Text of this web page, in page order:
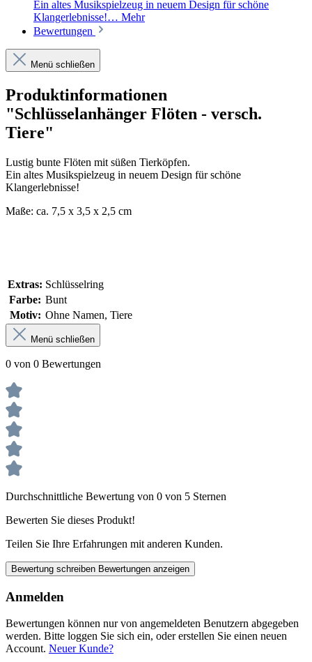
Ein altes Musikspielzeug in neuem Design für schöne
Klangerlebnisse!… Mehr
Bewertungen
Menü schließen
Produktinformationen
"Schlüsselanhänger Flöten - versch.
Tiere"
Lustig bunte Flöten mit süßen Tierköpfen.
Ein altes Musikspielzeug in neuem Design für schöne
Klangerlebnisse!
Maße: ca. 7,5 x 3,5 x 2,5 cm
Extras: Schlüsselring
Farbe: Bunt
Motiv: Ohne Namen, Tiere
Menü schließen
0 von 0 Bewertungen
Durchschnittliche Bewertung von 0 von 5 Sternen
Bewerten Sie dieses Produkt!
Teilen Sie Ihre Erfahrungen mit anderen Kunden.
Bewertung schreiben Bewertungen anzeigen
Anmelden
Bewertungen können nur von angemeldeten Benutzern abgegeben
werden. Bitte loggen Sie sich ein, oder erstellen Sie einen neuen
Account. Neuer Kunde?